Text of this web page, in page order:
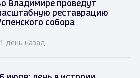
Владимире проведут
реставрацию
собора
день назад